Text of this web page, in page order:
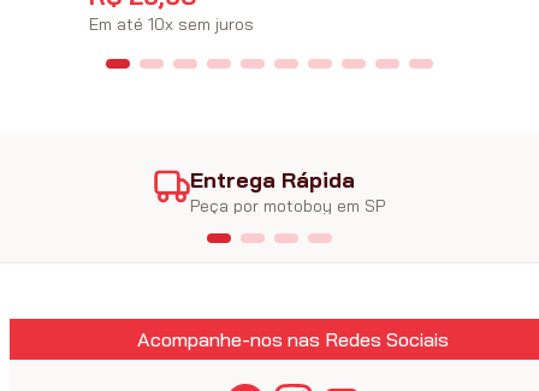
Em até 10x sem juros
Entrega Rápida
Peça por motoboy em SP
Acompanhe-nos nas Redes Sociais